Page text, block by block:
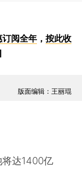
阅全年， 按此收
版面编辑：王丽琨
达1400亿